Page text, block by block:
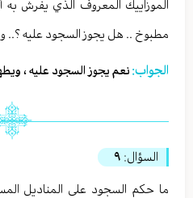
الموزاييك المعروف الذي يفرش به
مطبوخ .. هل يجوز السجود عليه ؟..
الجواب: نعم يجوز السجود عليه ،
السؤال: ٩
ما حكم السجود على المناديل